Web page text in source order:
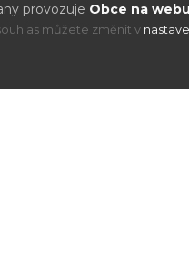
provozuje Obce na
můžete změnit v